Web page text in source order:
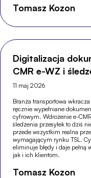
Tomasz Kozon
Digitalizacja
CMR e-WZ i
11 maj 2026
Branża transportowa
ręcznie wypełniane
cyfrowym. Wdrożenie e-
śledzenia przesyłek to dziś
przede wszystkim realna
wymagającym rynku TSL.
eliminuje błędy i daje pełną
jak i ich klientom.
Tomasz Kozon